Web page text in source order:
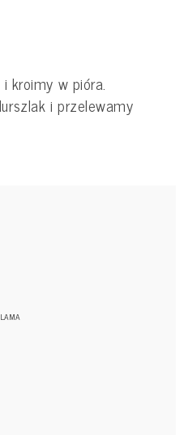
kroimy w pióra.
i przelewamy